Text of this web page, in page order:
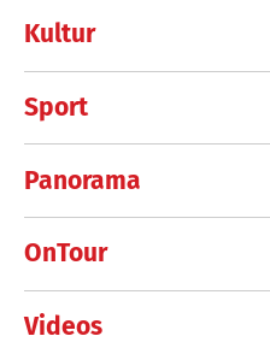
Kultur
Sport
Panorama
OnTour
Videos